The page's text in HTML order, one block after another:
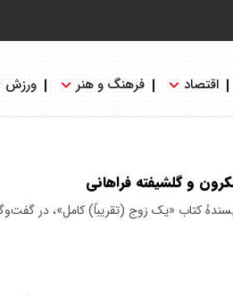
اقتصاد فرهنگ و هنر ورزش
و گلشیفته فراهانی